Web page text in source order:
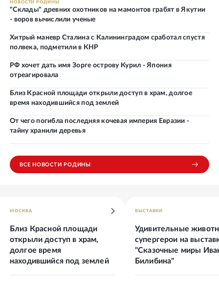
НОВОСТИ РОДИНЫ
"Склады" древних охотников на мамонтов грабят в Якутии
- воров вычислили ученые
Хитрый маневр Сталина с Калининградом сработал спустя
полвека, подметили в КНР
РФ хочет дать имя Зорге острову Курил - Япония
отреагировала
Близ Красной площади открыли доступ в храм, долгое
время находившийся под землей
От чего погибла последняя кочевая империя Евразии -
тайну хранили деревья
ВСЕ НОВОСТИ РОДИНЫ
МОСКВА
Близ Красной площади
открыли доступ в храм,
долгое время
находившийся под землей
ВЫСТАВКИ
Удивительные
супергерои на
"Сказочные миры
Билибина"